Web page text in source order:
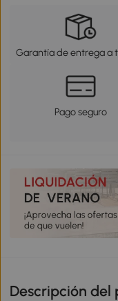
Garantía de entrega a
Pago seguro
Descripción del